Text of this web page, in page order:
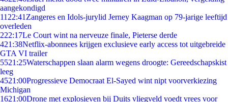
aangekondigd
11 22:41 Zangeres en Idols-jurylid Jerney Kaagman op 79-jarige leeftijd
overleden
222:17Le Court wint na nerveuze finale, Pieterse derde
421:38Netflix-abonnees krijgen exclusieve early access tot uitgebreide
GTA VI trailer
5521:25Waterschappen slaan alarm wegens droogte: Gereedschapskist
leeg
4521:00Progressieve Democraat El-Sayed wint nipt voorverkiezing
Michigan
1621:00Drone met explosieven bij Duits vliegveld voedt vrees voor